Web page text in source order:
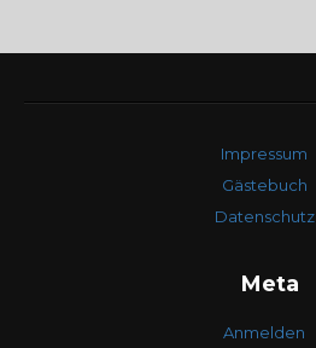
Impressum
Gästebuch
Datenschutz
Meta
Anmelden